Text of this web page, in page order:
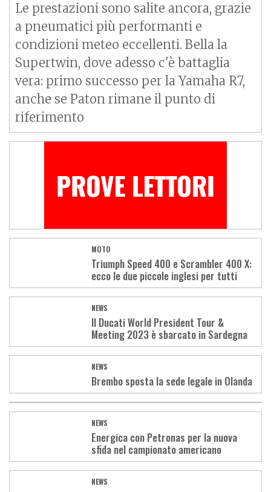
Le prestazioni sono salite ancora, grazie
a pneumatici più performanti e
condizioni meteo eccellenti. Bella la
Supertwin, dove adesso c'è battaglia
vera: primo successo per la Yamaha R7,
anche se Paton rimane il punto di
riferimento
MOTO
Triumph Speed 400 e Scrambler 400 X:
ecco le due piccole inglesi per tutti
NEWS
Il Ducati World President Tour &
Meeting 2023 è sbarcato in Sardegna
NEWS
Brembo sposta la sede legale in Olanda
NEWS
Energica con Petronas per la nuova
sfida nel campionato americano
NEWS